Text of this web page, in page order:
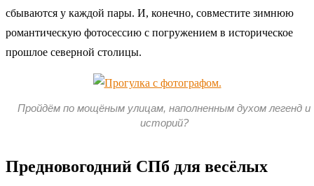
сбываются у каждой пары. И, конечно, совместите зимнюю
романтическую фотосессию с погружением в историческое
прошлое северной столицы.
Пройдём по мощёным улицам, наполненным духом легенд и
историй?
Предновогодний СПб для весёлых